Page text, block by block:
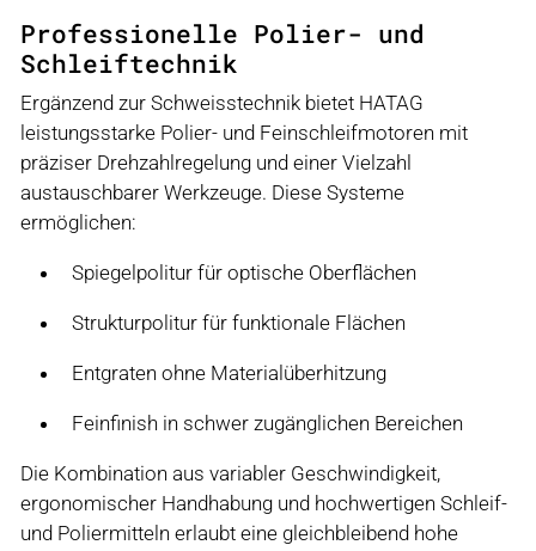
Professionelle Polier- und
Schleiftechnik
Ergänzend zur Schweisstechnik bietet HATAG
leistungsstarke Polier- und Feinschleifmotoren mit
präziser Drehzahlregelung und einer Vielzahl
austauschbarer Werkzeuge. Diese Systeme
ermöglichen:
Spiegelpolitur für optische Oberflächen
Strukturpolitur für funktionale Flächen
Entgraten ohne Materialüberhitzung
Feinfinish in schwer zugänglichen Bereichen
Die Kombination aus variabler Geschwindigkeit,
ergonomischer Handhabung und hochwertigen Schleif-
und Poliermitteln erlaubt eine gleichbleibend hohe